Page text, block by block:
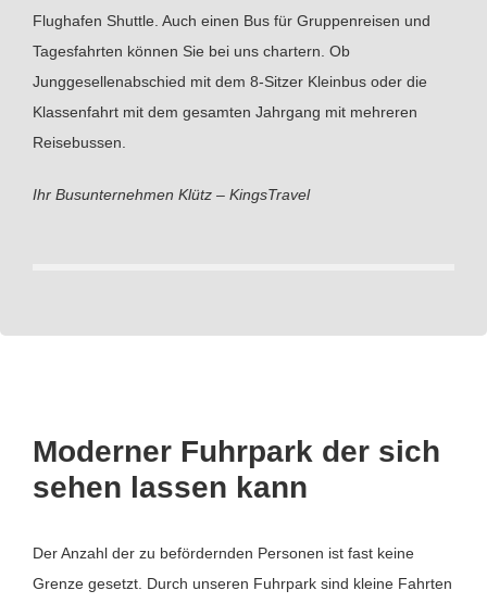
Flughafen Shuttle. Auch einen Bus für Gruppenreisen und
Tagesfahrten können Sie bei uns chartern. Ob
Junggesellenabschied mit dem 8-Sitzer Kleinbus oder die
Klassenfahrt mit dem gesamten Jahrgang mit mehreren
Reisebussen.
Ihr Busunternehmen Klütz – KingsTravel
Moderner Fuhrpark der sich
sehen lassen kann
Der Anzahl der zu befördernden Personen ist fast keine
Grenze gesetzt. Durch unseren Fuhrpark sind kleine Fahrten